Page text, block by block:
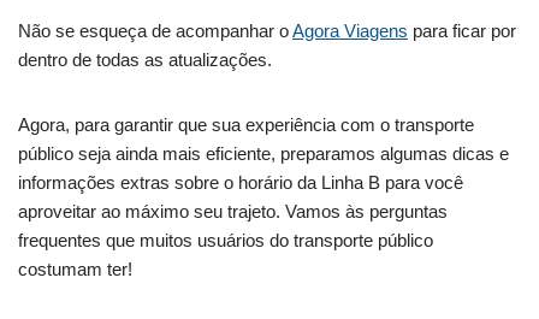
Não se esqueça de acompanhar oAgora Viagens para ficar por
dentro de todas as atualizações.
Agora, para garantir que sua experiência com o transporte
público seja ainda mais eficiente, preparamos algumas dicas e
informações extras sobre o horário da Linha B para você
aproveitar ao máximo seu trajeto. Vamos às perguntas
frequentes que muitos usuários do transporte público
costumam ter!